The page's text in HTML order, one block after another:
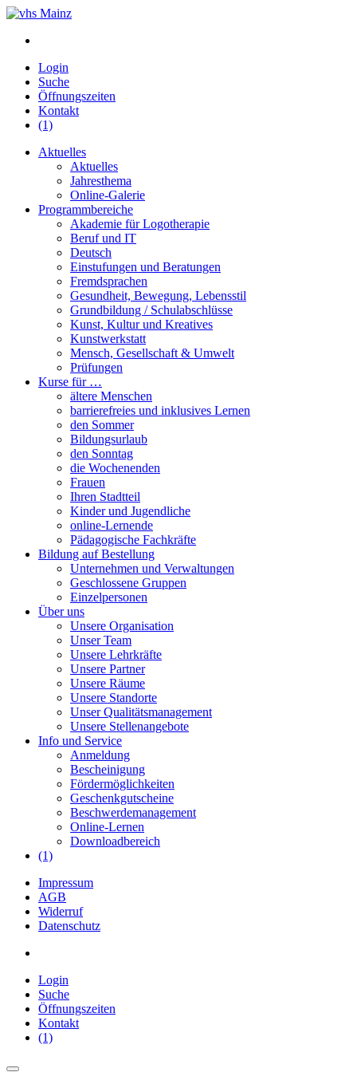
Login
Suche
Öffnungszeiten
Kontakt
(1)
Aktuelles
Aktuelles
Jahresthema
Online-Galerie
Programmbereiche
Akademie für Logotherapie
Beruf und IT
Deutsch
Einstufungen und Beratungen
Fremdsprachen
Gesundheit, Bewegung, Lebensstil
Grundbildung / Schulabschlüsse
Kunst, Kultur und Kreatives
Kunstwerkstatt
Mensch, Gesellschaft & Umwelt
Prüfungen
Kurse für …
ältere Menschen
barrierefreies und inklusives Lernen
den Sommer
Bildungsurlaub
den Sonntag
die Wochenenden
Frauen
Ihren Stadtteil
Kinder und Jugendliche
online-Lernende
Pädagogische Fachkräfte
Bildung auf Bestellung
Unternehmen und Verwaltungen
Geschlossene Gruppen
Einzelpersonen
Über uns
Unsere Organisation
Unser Team
Unsere Lehrkräfte
Unsere Partner
Unsere Räume
Unsere Standorte
Unser Qualitätsmanagement
Unsere Stellenangebote
Info und Service
Anmeldung
Bescheinigung
Fördermöglichkeiten
Geschenkgutscheine
Beschwerdemanagement
Online-Lernen
Downloadbereich
(1)
Impressum
AGB
Widerruf
Datenschutz
Login
Suche
Öffnungszeiten
Kontakt
(1)